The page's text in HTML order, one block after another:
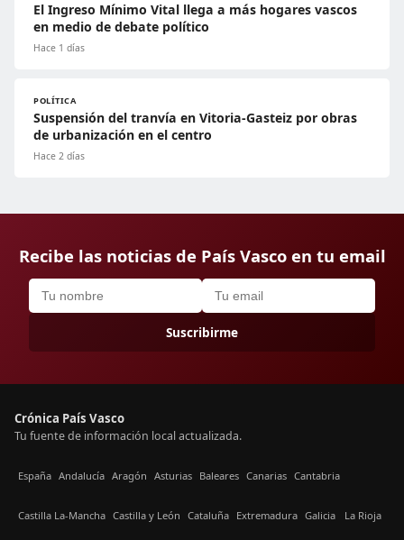
El Ingreso Mínimo Vital llega a más hogares vascos
en medio de debate político
Hace 1 días
POLÍTICA
Suspensión del tranvía en Vitoria-Gasteiz por obras
de urbanización en el centro
Hace 2 días
Recibe las noticias de País Vasco en tu email
Suscribirme
Crónica País Vasco
Tu fuente de información local actualizada.
España Andalucía Aragón Asturias Baleares Canarias Cantabria
Castilla La-Mancha Castilla y León Cataluña Extremadura Galicia La Rioja